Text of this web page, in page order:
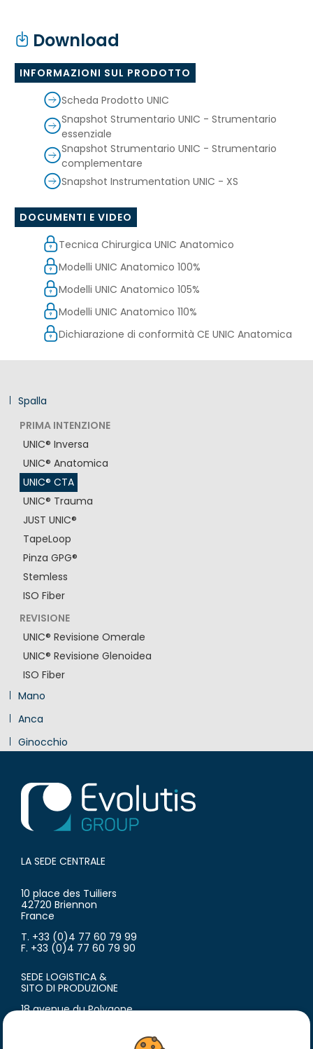
Spalla
PRIMA INTENZIONE
UNIC® Inversa
UNIC® Anatomica
UNIC® CTA
UNIC® Trauma
JUST UNIC®
TapeLoop
Pinza GPG®
Stemless
ISO Fiber
REVISIONE
UNIC® Revisione Omerale
UNIC® Revisione Glenoidea
ISO Fiber
Mano
Anca
Ginocchio
Download
INFORMAZIONI SUL PRODOTTO
Scheda Prodotto UNIC
Snapshot Strumentario UNIC - Strumentario
essenziale
Snapshot Strumentario UNIC - Strumentario
complementare
Snapshot Instrumentation UNIC - XS
DOCUMENTI E VIDEO
Tecnica Chirurgica UNIC Anatomico
Modelli UNIC Anatomico 100%
Modelli UNIC Anatomico 105%
Modelli UNIC Anatomico 110%
Dichiarazione di conformità CE UNIC Anatomica
LA SEDE CENTRALE
10 place des Tuiliers
42720 Briennon
France
T. +33 (0)4 77 60 79 99
F. +33 (0)4 77 60 79 90
SEDE LOGISTICA &
SITO DI PRODUZIONE
18 avenue du Polygone